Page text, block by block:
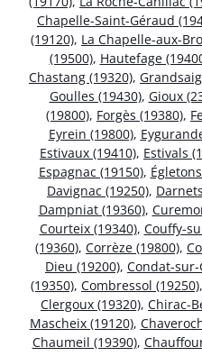
Chapelle-Saint-Géraud
(19120), La Chapelle-aux-
(19500), Hautefage
Chastang (19320),
Goulles (19430), Gioux
(19800), Forgès (19380),
Eyrein (19800),
Estivaux (19410), Estivals
Espagnac (19150),
Davignac (19250),
Dampniat (19360),
Courteix (19340), Couffy-
(19360), Corrèze (19800),
Dieu (19200), Condat-sur-
(19350), Combressol (19250),
Clergoux (19320), Chirac-
Mascheix (19120),
Chaumeil (19390),